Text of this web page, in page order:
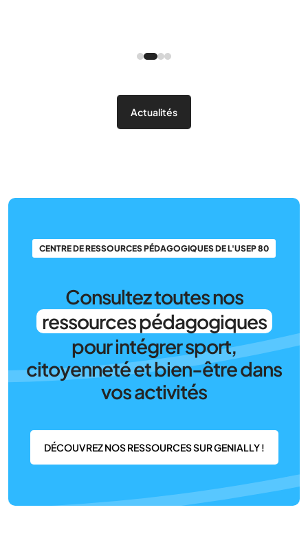
Actualités
CENTRE DE RESSOURCES PÉDAGOGIQUES DE L'USEP 80
Consultez toutes nos
ressources pédagogiques
pour intégrer sport,
citoyenneté et bien-être dans
vos activités
DÉCOUVREZ NOS RESSOURCES SUR GENIALLY !